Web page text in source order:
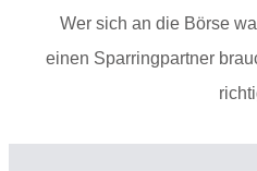
Wer sich an die Börse
einen Sparringpartner